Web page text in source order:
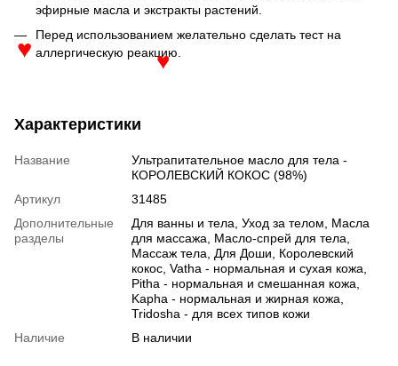
эфирные масла и экстракты растений.
Перед использованием желательно сделать тест на
аллергическую реакцию.
Характеристики
Название
Ультрапитательное масло для тела -
КОРОЛЕВСКИЙ КОКОС (98%)
Артикул
31485
Дополнительные
разделы
Для ванны и тела, Уход за телом, Масла
для массажа, Масло-спрей для тела,
Массаж тела, Для Доши, Королевский
кокос, Vatha - нормальная и сухая кожа,
Pitha - нормальная и смешанная кожа,
Kapha - нормальная и жирная кожа,
Tridosha - для всех типов кожи
Наличие
В наличии